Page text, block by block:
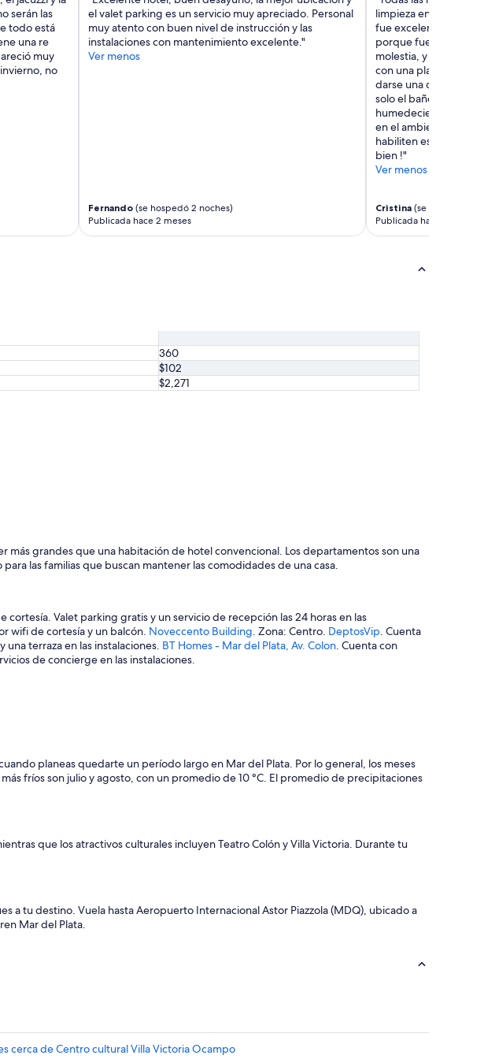
serán las
todo está
una re
muy
no
el valet parking es un servicio muy apreciado. Personal
muy atento con buen nivel de instrucción y las
instalaciones con mantenimiento excelente."
Ver menos
Fernando(se hospedó 2 noches)
Publicada hace 2 meses
limpieza en la
fue excelente…Si algo
porque fue lo único
molestia, y es que en
con una placa, la rejilla
darse una ducha
solo el baño, sino
humedeciendo la ropa
en el ambiente…Creo
habiliten esa rejilla de
bien !"
Ver menos
Cristina(se hospedó 6
Publicada hace 4 meses
360
$102
$2,271
grandes que una habitación de hotel convencional. Los departamentos son una
las familias que buscan mantener las comodidades de una casa.
Valet parking gratis y un servicio de recepción las 24 horas en las
wifi de cortesía y un balcón. Noveccento Building. Zona: Centro. DeptosVip. Cuenta
terraza en las instalaciones. BT Homes - Mar del Plata, Av. Colon. Cuenta con
de concierge en las instalaciones.
planeas quedarte un período largo en Mar del Plata. Por lo general, los meses
fríos son julio y agosto, con un promedio de 10 °C. El promedio de precipitaciones
que los atractivos culturales incluyen Teatro Colón y Villa Victoria. Durante tu
a tu destino. Vuela hasta Aeropuerto Internacional Astor Piazzola (MDQ), ubicado a
Mar del Plata.
cerca de Centro cultural Villa Victoria Ocampo